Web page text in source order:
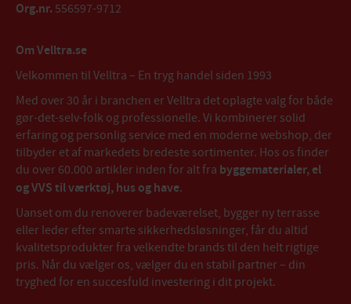
Org.nr. 556597-9712
Om Velltra.se
Velkommen til Velltra – En tryg handel siden 1993
Med over 30 år i branchen er Velltra det oplagte valg for både
gør-det-selv-folk og professionelle. Vi kombinerer solid
erfaring og personlig service med en moderne webshop, der
tilbyder et af markedets bredeste sortimenter. Hos os finder
du over 60.000 artikler inden for alt fra byggematerialer, el
og VVS til værktøj, hus og have.
Uanset om du renoverer badeværelset, bygger ny terrasse
eller leder efter smarte sikkerhedsløsninger, får du altid
kvalitetsprodukter fra velkendte brands til den helt rigtige
pris. Når du vælger os, vælger du en stabil partner – din
tryghed for en succesfuld investering i dit projekt.